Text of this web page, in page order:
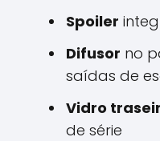
Spoiler
Difusor no
saídas de
Vidro
de série